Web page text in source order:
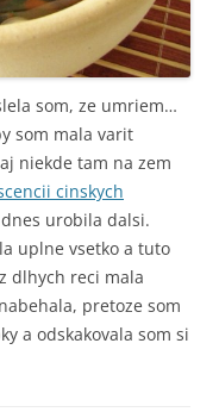
som, ze umriem…
som mala varit
niekde tam na zem
cinskych
urobila dalsi.
uplne vsetko a tuto
dlhych reci mala
pretoze som
a odskakovala som si